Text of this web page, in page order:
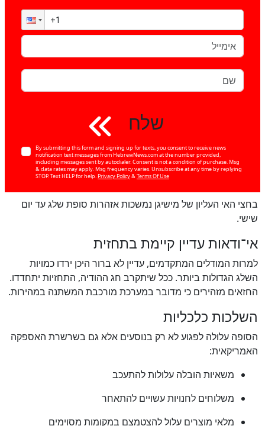
שלח
By submitting this form and signing up for texts, you consent to receive news
notification text messages from HebrewNews.com at the number provided,
including messages sent by autodialer. Consent is not a condition of purchase. Msg
& data rates may apply. Msg frequency varies. Unsubscribe at any time by replying
STOP. Text HELP for help.Privacy Policy&Terms Of Use
בחצי האי העליון של מישיגן נמשכות אזהרות סופת שלג עד יום
שישי.
אי־ודאות עדיין קיימת בתחזית
למרות המודלים המתקדמים, עדיין לא ברור היכן ירדו כמויות
השלג הגדולות ביותר. ככל שיתקרב חג ההודיה, התחזיות יתחדדו.
החזאים מזהירים כי מדובר במערכת מורכבת המשתנה במהירות.
השלכות כלכליות
הסופה עלולה לפגוע לא רק בנוסעים אלא גם בשרשרת האספקה
האמריקאית:
משאיות הובלה עלולות להתעכב
משלוחים לחנויות עשויים להתאחר
מלאי מוצרים עלול להצטמצם במקומות מסוימים